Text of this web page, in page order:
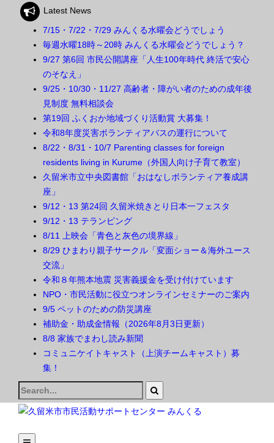
Latest News
7/15・7/22・7/29 みんくる水曜会どうでしょう
毎週水曜18時～20時 みんくる水曜会どうでしょう？
9/27 第6回 市民公開講座「人生100年時代 終活で安心
のそなえ」
9/25・10/30・11/27 高齢者・障がい者のための成年後
見制度 無料相談会
第19回 ふくおか地域づくり活動賞 大募集！
令和8年度災害ボランティアバスの運行について
8/22・8/31・10/7 Parenting classes for foreign
residents living in Kurume（外国人向け子育て教室）
久留米市立中央図書館「おはなしボランティア養成講
座」
9/12・13 第24回 久留米焼きとり日本一フェスタ
9/12・13 テランピング
8/11 上映会「青色と灰色の境界線」
8/29 ひまわり親子サークル「変面ショー＆海外ユース
交流」
令和８年熊本地震 災害義援金を受け付けています
NPO・市民活動に役立つオンラインセミナーのご案内
9/5 ペットのための防災講座
補助金・助成金情報（2026年8月3日更新）
8/8 家族でまわし読み新聞
コミュニケイトキャスト（上演チームキャスト）募
集！
Search
for: